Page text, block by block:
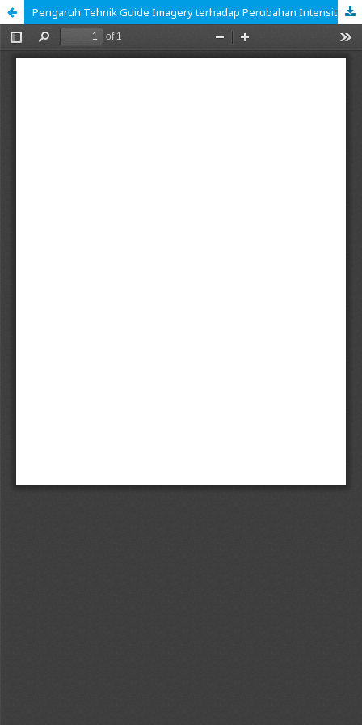
Pengaruh Tehnik Guide Imagery terhadap Perubahan Intensitas Nyeri Kepala pada Pasien dengan Cidera Kepala Ringan di Rumah Sakit Dustira Kota Cimahi